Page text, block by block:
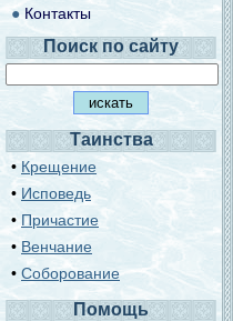
● Контакты
Поиск по сайту
Таинства
• Крещение
• Исповедь
• Причастие
• Венчание
• Соборование
Помощь